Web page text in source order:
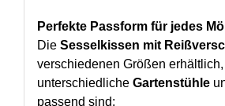
Perfekte Passform für jedes
Die Sesselkissen mit
verschiedenen Größen
unterschiedliche Gartenstühle
passend sind: